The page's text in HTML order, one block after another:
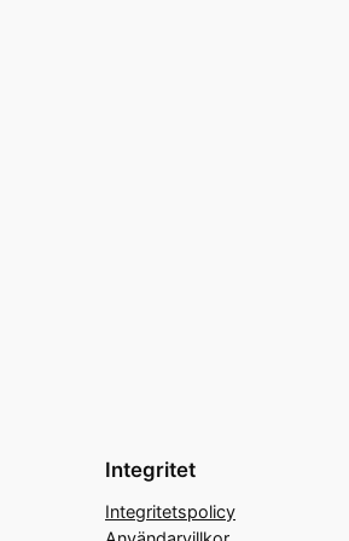
Integritet
Integritetspolicy